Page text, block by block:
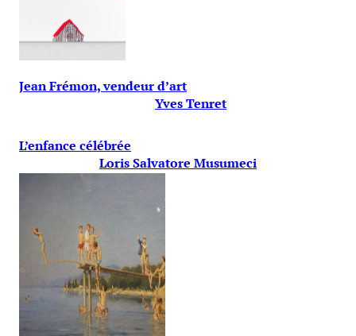
Jean Frémon, vendeur d’art
Yves Tenret
L’enfance célébrée
Loris Salvatore Musumeci